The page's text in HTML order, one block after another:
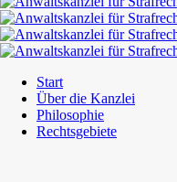
Start
Über die Kanzlei
Philosophie
Rechtsgebiete